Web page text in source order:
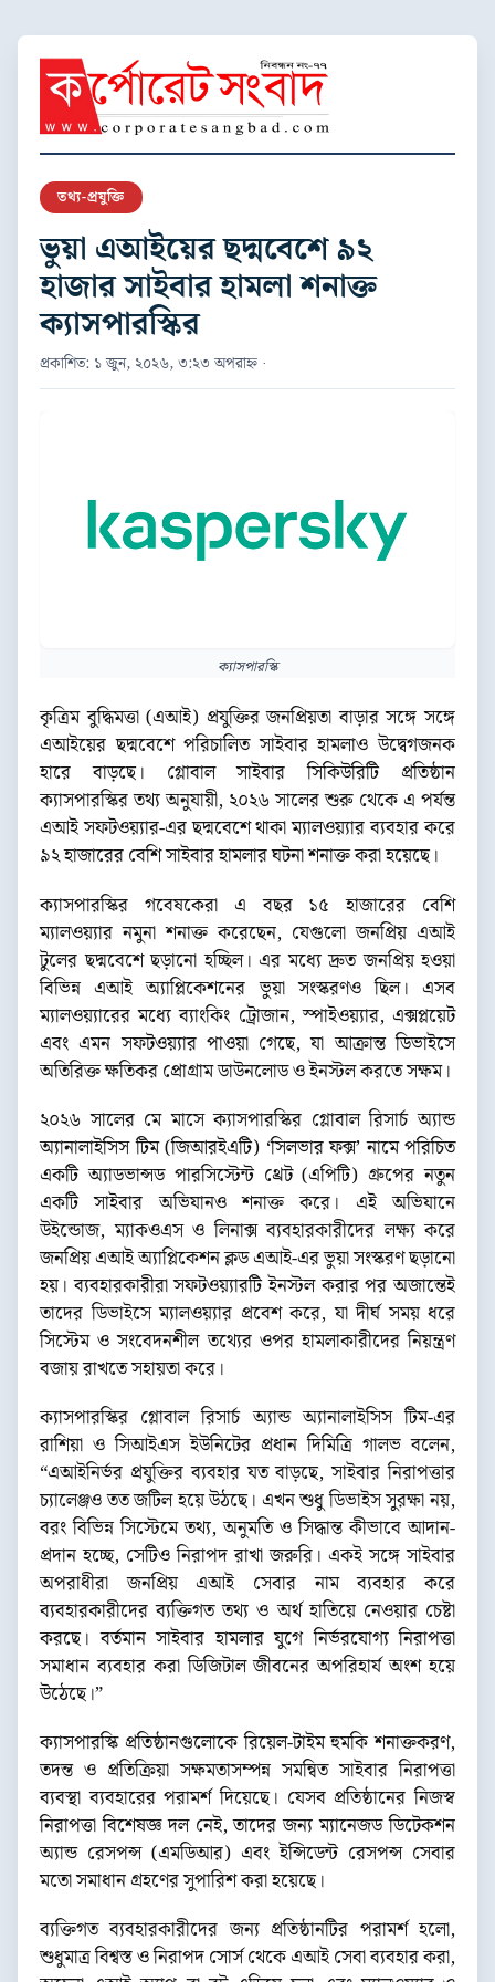
তথ্য-প্রযুক্তি
ভুয়া এআইয়ের ছদ্মবেশে ৯২
হাজার সাইবার হামলা শনাক্ত
ক্যাসপারস্কির
প্রকাশিত: ১ জুন, ২০২৬, ৩:২৩ অপরাহ্ন ·
ক্যাসপারস্কি
কৃত্রিম বুদ্ধিমত্তা (এআই) প্রযুক্তির জনপ্রিয়তা বাড়ার সঙ্গে সঙ্গে
এআইয়ের ছদ্মবেশে পরিচালিত সাইবার হামলাও উদ্বেগজনক
হারে বাড়ছে। গ্লোবাল সাইবার সিকিউরিটি প্রতিষ্ঠান
ক্যাসপারস্কির তথ্য অনুযায়ী, ২০২৬ সালের শুরু থেকে এ পর্যন্ত
এআই সফটওয়্যার-এর ছদ্মবেশে থাকা ম্যালওয়্যার ব্যবহার করে
৯২ হাজারের বেশি সাইবার হামলার ঘটনা শনাক্ত করা হয়েছে।
ক্যাসপারস্কির গবেষকেরা এ বছর ১৫ হাজারের বেশি
ম্যালওয়্যার নমুনা শনাক্ত করেছেন, যেগুলো জনপ্রিয় এআই
টুলের ছদ্মবেশে ছড়ানো হচ্ছিল। এর মধ্যে দ্রুত জনপ্রিয় হওয়া
বিভিন্ন এআই অ্যাপ্লিকেশনের ভুয়া সংস্করণও ছিল। এসব
ম্যালওয়্যারের মধ্যে ব্যাংকিং ট্রোজান, স্পাইওয়্যার, এক্সপ্লয়েট
এবং এমন সফটওয়্যার পাওয়া গেছে, যা আক্রান্ত ডিভাইসে
অতিরিক্ত ক্ষতিকর প্রোগ্রাম ডাউনলোড ও ইনস্টল করতে সক্ষম।
২০২৬ সালের মে মাসে ক্যাসপারস্কির গ্লোবাল রিসার্চ অ্যান্ড
অ্যানালাইসিস টিম (জিআরইএটি) ‘সিলভার ফক্স’ নামে পরিচিত
একটি অ্যাডভান্সড পারসিস্টেন্ট থ্রেট (এপিটি) গ্রুপের নতুন
একটি সাইবার অভিযানও শনাক্ত করে। এই অভিযানে
উইন্ডোজ, ম্যাকওএস ও লিনাক্স ব্যবহারকারীদের লক্ষ্য করে
জনপ্রিয় এআই অ্যাপ্লিকেশন ক্লড এআই-এর ভুয়া সংস্করণ ছড়ানো
হয়। ব্যবহারকারীরা সফটওয়্যারটি ইনস্টল করার পর অজান্তেই
তাদের ডিভাইসে ম্যালওয়্যার প্রবেশ করে, যা দীর্ঘ সময় ধরে
সিস্টেম ও সংবেদনশীল তথ্যের ওপর হামলাকারীদের নিয়ন্ত্রণ
বজায় রাখতে সহায়তা করে।
ক্যাসপারস্কির গ্লোবাল রিসার্চ অ্যান্ড অ্যানালাইসিস টিম-এর
রাশিয়া ও সিআইএস ইউনিটের প্রধান দিমিত্রি গালভ বলেন,
“এআইনির্ভর প্রযুক্তির ব্যবহার যত বাড়ছে, সাইবার নিরাপত্তার
চ্যালেঞ্জও তত জটিল হয়ে উঠছে। এখন শুধু ডিভাইস সুরক্ষা নয়,
বরং বিভিন্ন সিস্টেমে তথ্য, অনুমতি ও সিদ্ধান্ত কীভাবে আদান-
প্রদান হচ্ছে, সেটিও নিরাপদ রাখা জরুরি। একই সঙ্গে সাইবার
অপরাধীরা জনপ্রিয় এআই সেবার নাম ব্যবহার করে
ব্যবহারকারীদের ব্যক্তিগত তথ্য ও অর্থ হাতিয়ে নেওয়ার চেষ্টা
করছে। বর্তমান সাইবার হামলার যুগে নির্ভরযোগ্য নিরাপত্তা
সমাধান ব্যবহার করা ডিজিটাল জীবনের অপরিহার্য অংশ হয়ে
উঠেছে।”
ক্যাসপারস্কি প্রতিষ্ঠানগুলোকে রিয়েল-টাইম হুমকি শনাক্তকরণ,
তদন্ত ও প্রতিক্রিয়া সক্ষমতাসম্পন্ন সমন্বিত সাইবার নিরাপত্তা
ব্যবস্থা ব্যবহারের পরামর্শ দিয়েছে। যেসব প্রতিষ্ঠানের নিজস্ব
নিরাপত্তা বিশেষজ্ঞ দল নেই, তাদের জন্য ম্যানেজড ডিটেকশন
অ্যান্ড রেসপন্স (এমডিআর) এবং ইন্সিডেন্ট রেসপন্স সেবার
মতো সমাধান গ্রহণের সুপারিশ করা হয়েছে।
ব্যক্তিগত ব্যবহারকারীদের জন্য প্রতিষ্ঠানটির পরামর্শ হলো,
শুধুমাত্র বিশ্বস্ত ও নিরাপদ সোর্স থেকে এআই সেবা ব্যবহার করা,